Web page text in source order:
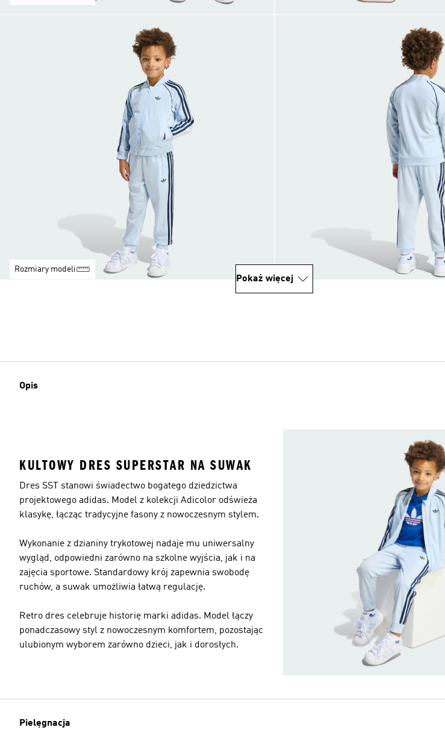
Rozmiary modeli
Pokaż więcej
Opis
KULTOWY DRES SUPERSTAR NA SUWAK
Dres SST stanowi świadectwo bogatego dziedzictwa
projektowego adidas. Model z kolekcji Adicolor odświeża
klasykę, łącząc tradycyjne fasony z nowoczesnym stylem.
Wykonanie z dzianiny trykotowej nadaje mu uniwersalny
wygląd, odpowiedni zarówno na szkolne wyjścia, jak i na
zajęcia sportowe. Standardowy krój zapewnia swobodę
ruchów, a suwak umożliwia łatwą regulację.
Retro dres celebruje historię marki adidas. Model łączy
ponadczasowy styl z nowoczesnym komfortem, pozostając
ulubionym wyborem zarówno dzieci, jak i dorosłych.
Pielęgnacja